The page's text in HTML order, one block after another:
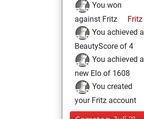
You won
against Fritz
Fritz
You achieved a
BeautyScore of 4
You achieved a
new Elo of 1608
You created
your Fritz account